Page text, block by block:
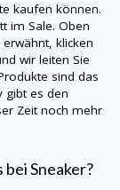
kaufen können.
im Sale. Oben
klicken
wir leiten Sie
sind das
gibt es den
Zeit noch mehr
Sneaker?